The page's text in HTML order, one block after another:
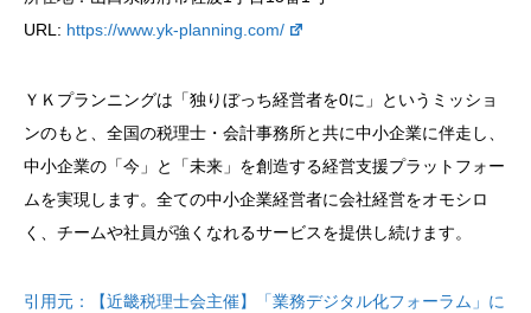
URL: https://www.yk-planning.com/
ＹＫプランニングは「独りぼっち経営者を0に」というミッショ
ンのもと、全国の税理士・会計事務所と共に中小企業に伴走し、
中小企業の「今」と「未来」を創造する経営支援プラットフォー
ムを実現します。全ての中小企業経営者に会社経営をオモシロ
く、チームや社員が強くなれるサービスを提供し続けます。
引用元：
【近畿税理士会主催】「業務デジタル化フォーラム」に